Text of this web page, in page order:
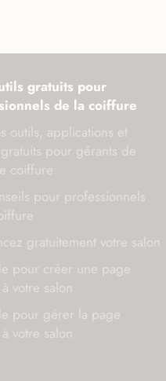
gratuits pour
de la coiffure
outils, applications et
pour gérants de
coiffure
pour professionnels
gratuitement votre salon
pour créer une page
votre salon
pour gérer la page
votre salon